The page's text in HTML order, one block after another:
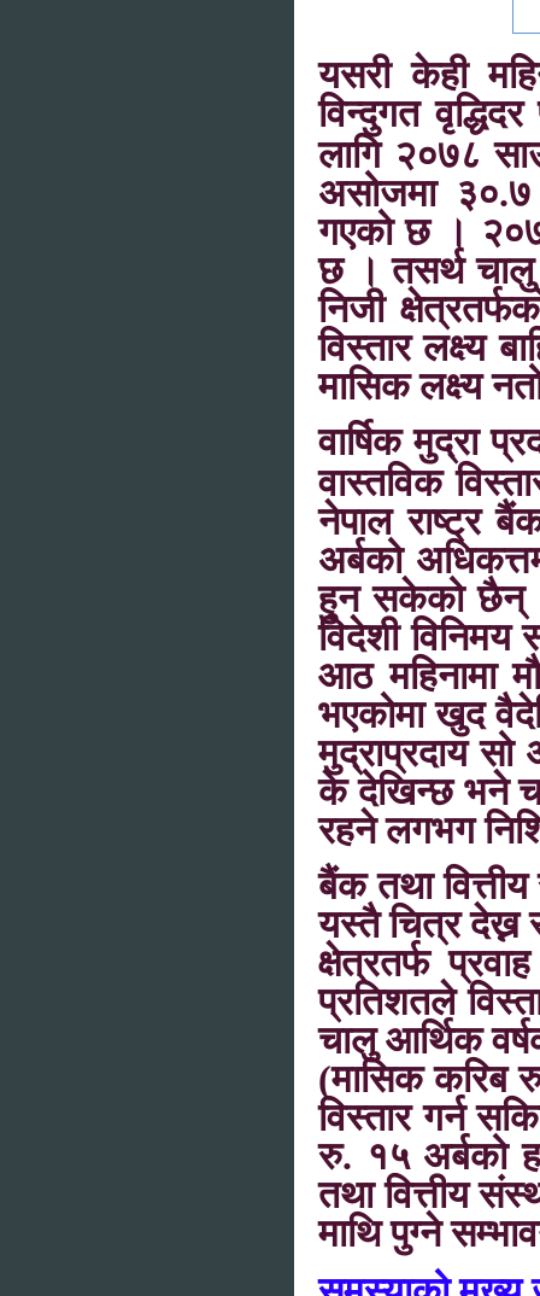
यसरी केही
विन्दुगत
लागि २०७८
असोजमा ३०.७
गएको छ ।
छ । तसर्थ चालु
निजी
विस्तार लक्ष्य
मासिक लक्ष्य
वार्षिक मुद्रा
वास्तविक
नेपाल राष्ट्र
अर्बको
हुन सकेको छैन् ।
विदेशी
आठ महिनामा
भएकोमा खुद
मुद्राप्रदाय
के देखिन्छ भने
रहने लगभग
बैंक तथा
यस्तै चित्र देख्न
क्षेत्रतर्फ
प्रतिशतले
चालु आर्थिक
(मासिक करिब
विस्तार गर्न
रु. १५ अर्बको
तथा वित्तीय
माथि पुग्ने